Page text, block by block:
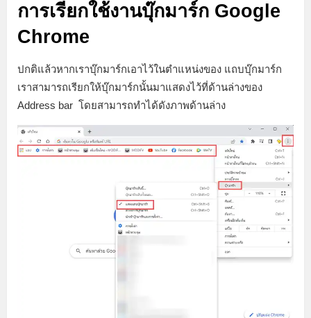
การเรียกใช้งานบุ๊กมาร์ก Google
Chrome
ปกติแล้วหากเราบุ๊กมาร์กเอาไว้ในตำแหน่งของ แถบบุ๊กมาร์ก
เราสามารถเรียกให้บุ๊กมาร์กนั้นมาแสดงไว้ที่ด้านล่างของ
Address bar โดยสามารถทำได้ดังภาพด้านล่าง